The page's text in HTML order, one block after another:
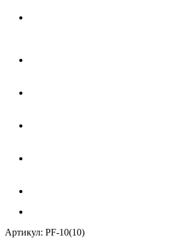
Артикул: PF-10(10)